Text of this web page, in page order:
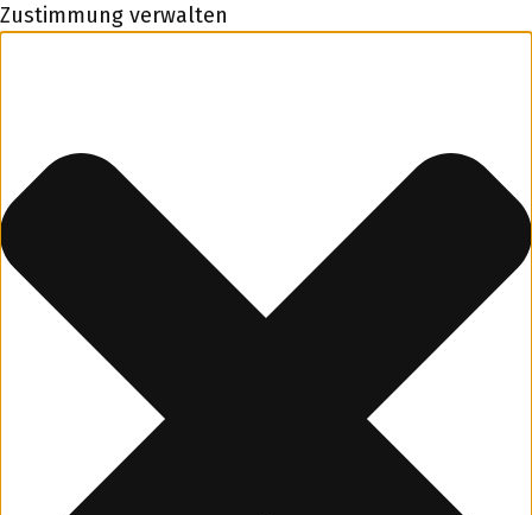
Zustimmung verwalten